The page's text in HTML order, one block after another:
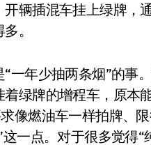
的终极对决
不值得冲？
Mini LED全球话语权
休克疗法”宣告暂停
辆插混车挂上绿牌，
。
一年少抽两条烟”的事
绿牌的增程车，原本
像燃油车一样拍牌、
一点。对于很多觉得